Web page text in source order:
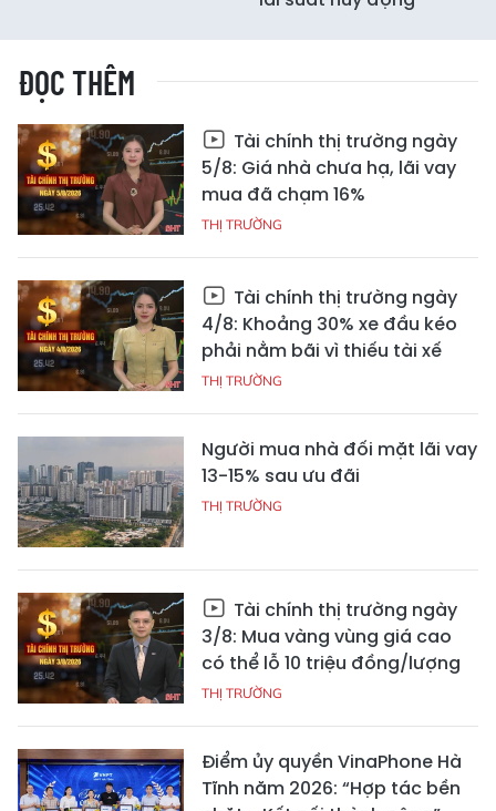
ĐỌC THÊM
Tài chính thị trường ngày
5/8: Giá nhà chưa hạ, lãi vay
mua đã chạm 16%
THỊ TRƯỜNG
Tài chính thị trường ngày
4/8: Khoảng 30% xe đầu kéo
phải nằm bãi vì thiếu tài xế
THỊ TRƯỜNG
Người mua nhà đối mặt lãi vay
13-15% sau ưu đãi
THỊ TRƯỜNG
Tài chính thị trường ngày
3/8: Mua vàng vùng giá cao
có thể lỗ 10 triệu đồng/lượng
THỊ TRƯỜNG
Điểm ủy quyền VinaPhone Hà
Tĩnh năm 2026: “Hợp tác bền